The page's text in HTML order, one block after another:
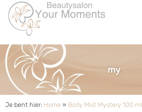
my
Je bent hier: Home » Body Mist Mystery 100 ml